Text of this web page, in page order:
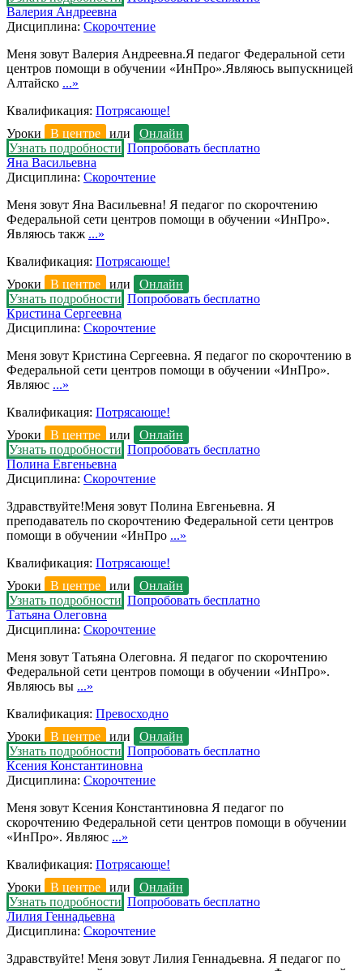
Валерия Андреевна
Дисциплина: Скорочтение
Меня зовут Валерия Андреевна.Я педагог Федеральной сети
центров помощи в обучении «ИнПро».Являюсь выпускницей
Алтайско ...»
Квалификация: Потрясающе!
Уроки
В центре или
Онлайн
Узнать подробности Попробовать бесплатно
Яна Васильевна
Дисциплина: Скорочтение
Меня зовут Яна Васильевна! Я педагог по скорочтению
Федеральной сети центров помощи в обучении «ИнПро».
Являюсь такж ...»
Квалификация: Потрясающе!
Уроки
В центре или
Онлайн
Узнать подробности Попробовать бесплатно
Кристина Сергеевна
Дисциплина: Скорочтение
Меня зовут Кристина Сергеевна. Я педагог по скорочтению в
Федеральной сети центров помощи в обучении «ИнПро».
Являюс ...»
Квалификация: Потрясающе!
Уроки
В центре или
Онлайн
Узнать подробности Попробовать бесплатно
Полина Евгеньевна
Дисциплина: Скорочтение
Здравствуйте!Меня зовут Полина Евгеньевна. Я
преподаватель по скорочтению Федеральной сети центров
помощи в обучении «ИнПро ...»
Квалификация: Потрясающе!
Уроки
В центре или
Онлайн
Узнать подробности Попробовать бесплатно
Татьяна Олеговна
Дисциплина: Скорочтение
Меня зовут Татьяна Олеговна. Я педагог по скорочтению
Федеральной сети центров помощи в обучении «ИнПро».
Являюсь вы ...»
Квалификация: Превосходно
Уроки
В центре или
Онлайн
Узнать подробности Попробовать бесплатно
Ксения Константиновна
Дисциплина: Скорочтение
Меня зовут Ксения Константиновна Я педагог по
скорочтению Федеральной сети центров помощи в обучении
«ИнПро». Являюс ...»
Квалификация: Потрясающе!
Уроки
В центре или
Онлайн
Узнать подробности Попробовать бесплатно
Лилия Геннадьевна
Дисциплина: Скорочтение
Здравствуйте! Меня зовут Лилия Геннадьевна. Я педагог по